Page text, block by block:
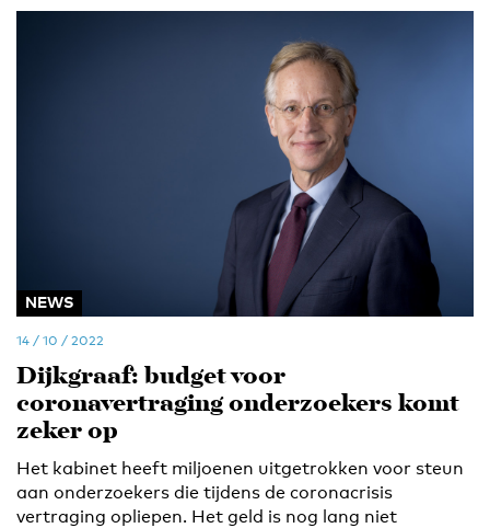
NEWS
14 / 10 / 2022
Dijkgraaf: budget voor
coronavertraging onderzoekers komt
zeker op
Het kabinet heeft miljoenen uitgetrokken voor steun
aan onderzoekers die tijdens de coronacrisis
vertraging opliepen. Het geld is nog lang niet